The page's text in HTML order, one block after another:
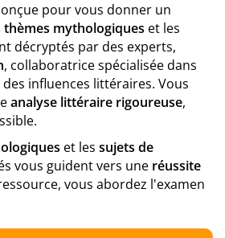
pour vous donner un
thèmes mythologiques et les
décryptés par des experts,
, collaboratrice spécialisée dans
influences littéraires. Vous
analyse littéraire rigoureuse,
et les sujets de
vous guident vers une réussite
vous abordez l'examen